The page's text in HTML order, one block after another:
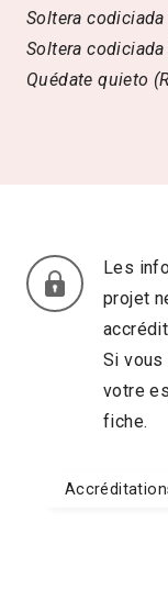
Soltera
Soltera
Quédate quieto
Les
projet
Si
votre
fiche.